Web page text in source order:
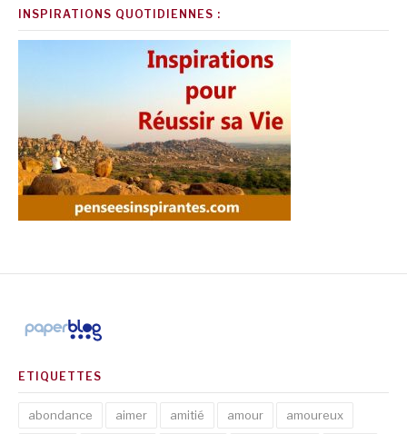
INSPIRATIONS QUOTIDIENNES :
ETIQUETTES
abondance aimer amitié amour amoureux